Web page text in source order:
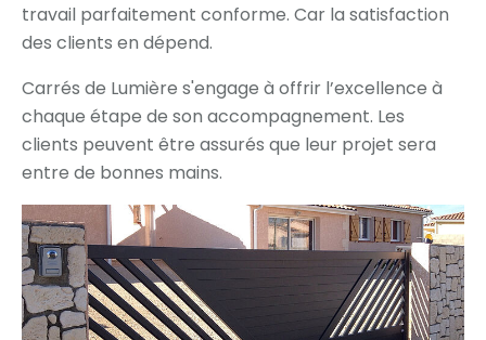
travail parfaitement conforme. Car la satisfaction
des clients en dépend.
Carrés de Lumière s'engage à offrir l’excellence à
chaque étape de son accompagnement. Les
clients peuvent être assurés que leur projet sera
entre de bonnes mains.